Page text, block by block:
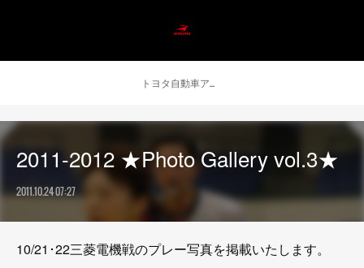
トヨタ自動車アンテロープス公式 ニュース
2011-2012 ★Photo Gallery vol.3★
2011.10.24 07:27
10/21･22三菱電機戦のプレー写真を掲載いたします。